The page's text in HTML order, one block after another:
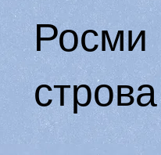
Росми
строва